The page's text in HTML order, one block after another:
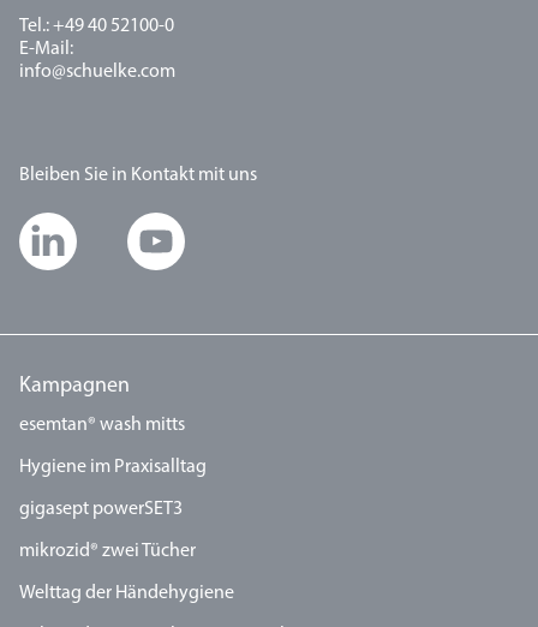
Tel.: +49 40 52100-0
E-Mail:
info@schuelke.com
Bleiben Sie in Kontakt mit uns
Kampagnen
esemtan® wash mitts
Hygiene im Praxisalltag
gigasept powerSET3
mikrozid® zwei Tücher
Welttag der Händehygiene